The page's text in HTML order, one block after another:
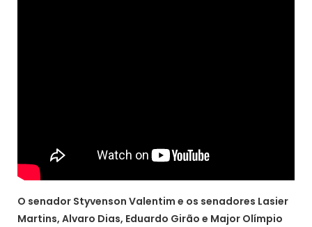
O senador Styvenson Valentim e os senadores Lasier
Martins, Alvaro Dias, Eduardo Girão e Major Olímpio